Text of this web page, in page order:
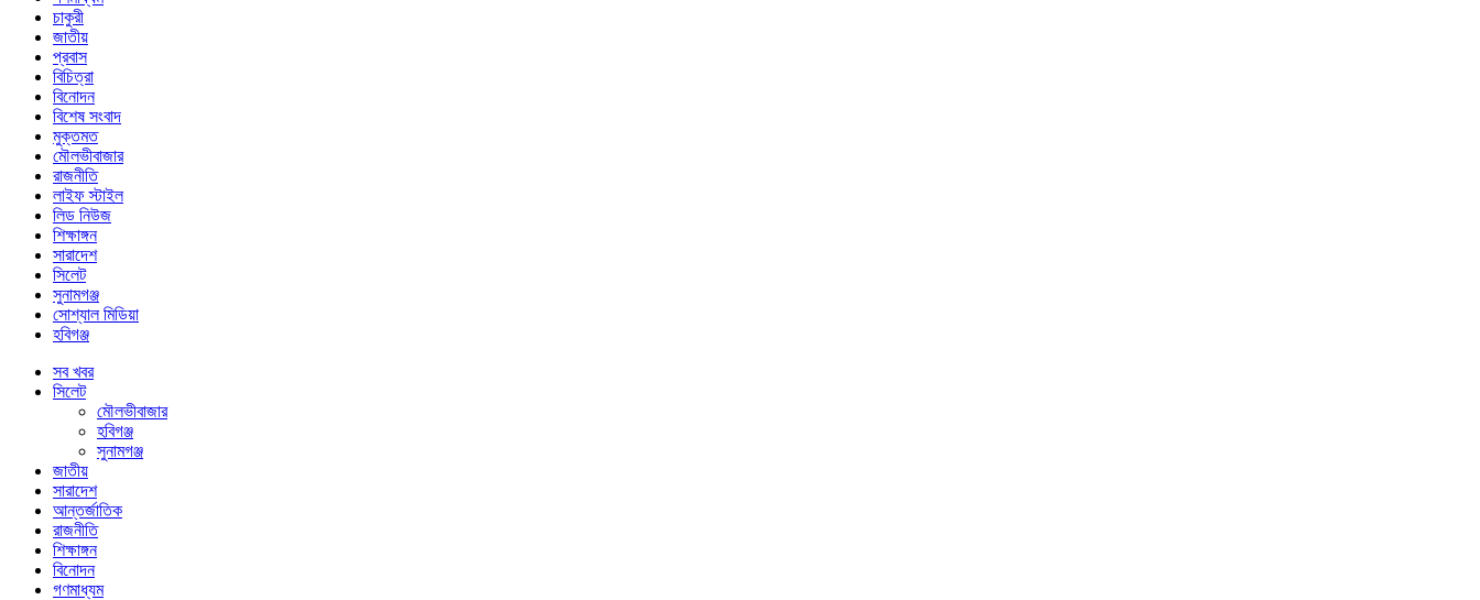
চাকুরী
জাতীয়
প্রবাস
বিচিত্রা
বিনোদন
বিশেষ সংবাদ
মুক্তমত
মৌলভীবাজার
রাজনীতি
লাইফ স্টাইল
লিড নিউজ
শিক্ষাঙ্গন
সারাদেশ
সিলেট
সুনামগঞ্জ
সোশ্যাল মিডিয়া
হবিগঞ্জ
সব খবর
সিলেট
মৌলভীবাজার
হবিগঞ্জ
সুনামগঞ্জ
জাতীয়
সারাদেশ
আন্তর্জাতিক
রাজনীতি
শিক্ষাঙ্গন
বিনোদন
গণমাধ্যম